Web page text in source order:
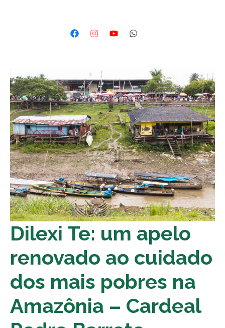
Dilexi Te: um apelo
renovado ao cuidado
dos mais pobres na
Amazônia – Cardeal